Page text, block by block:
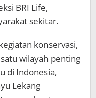
BRI Life,
sekitar.
konservasi,
wilayah penting
di Indonesia,
Lekang